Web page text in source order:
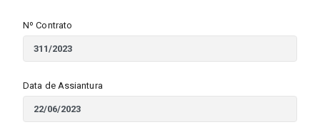
Nº Contrato
Data de Assiantura